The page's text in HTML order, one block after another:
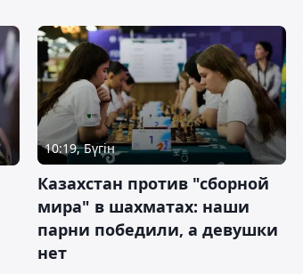
10:19, Бүгін
Казахстан против "сборной
мира" в шахматах: наши
парни победили, а девушки
нет